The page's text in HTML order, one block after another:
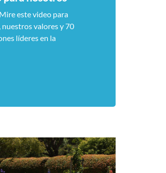
este video para
nuestros valores y 70
líderes en la